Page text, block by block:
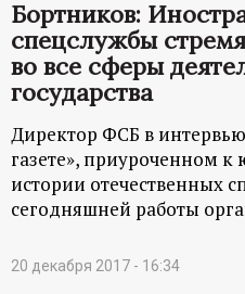
Бортников:
спецслужбы
во все сферы
государства
Директор ФСБ в
газете», приуроченном к
истории отечественных
сегодняшней работы
20 декабря 2017 - 16:34